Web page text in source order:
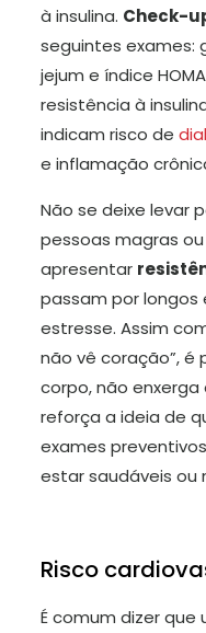
à insulina. Check-
seguintes exames:
jejum e índice
resistência à
indicam risco de
e inflamação
Não se deixe levar
pessoas magras
apresentar
passam por longos
estresse. Assim
não vê coração”, é
corpo, não enxerga
reforça a ideia de
exames
estar saudáveis ou
Risco
É comum dizer